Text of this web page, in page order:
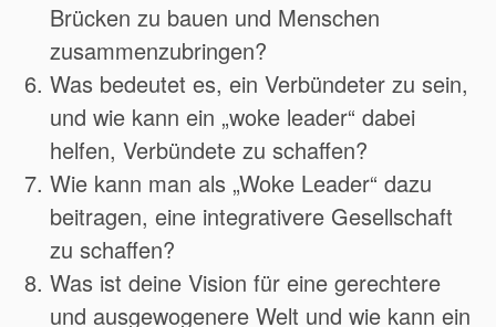
Brücken zu bauen und Menschen
zusammenzubringen?
Was bedeutet es, ein Verbündeter zu sein,
und wie kann ein „woke leader“ dabei
helfen, Verbündete zu schaffen?
Wie kann man als „Woke Leader“ dazu
beitragen, eine integrativere Gesellschaft
zu schaffen?
Was ist deine Vision für eine gerechtere
und ausgewogenere Welt und wie kann ein